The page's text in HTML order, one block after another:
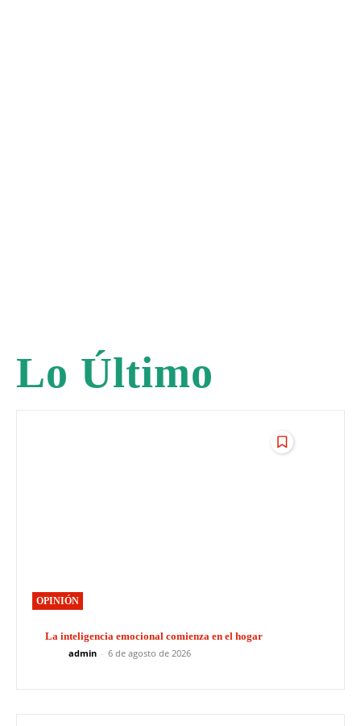
Lo Último
OPINIÓN
La inteligencia emocional comienza en el hogar
admin - 6 de agosto de 2026